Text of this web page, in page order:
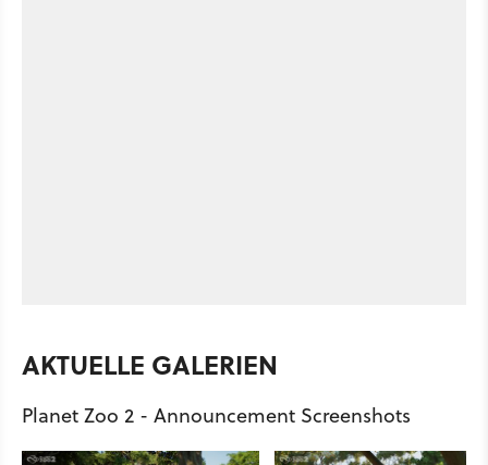
AKTUELLE GALERIEN
Planet Zoo 2 - Announcement Screenshots